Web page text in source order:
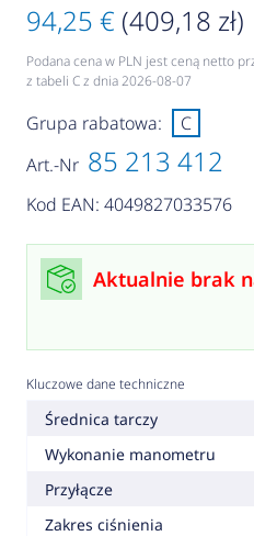
94,25 € (409,18 zł)
Podana cena w PLN jest ceną netto
z tabeli C z dnia 2026-08-07
Art.-Nr 85 213 412
Kod EAN: 4049827033576
Grupa rabatowa: C
Aktualnie brak
Kluczowe dane techniczne
Średnica tarczy
Wykonanie manometru
Przyłącze
Zakres ciśnienia